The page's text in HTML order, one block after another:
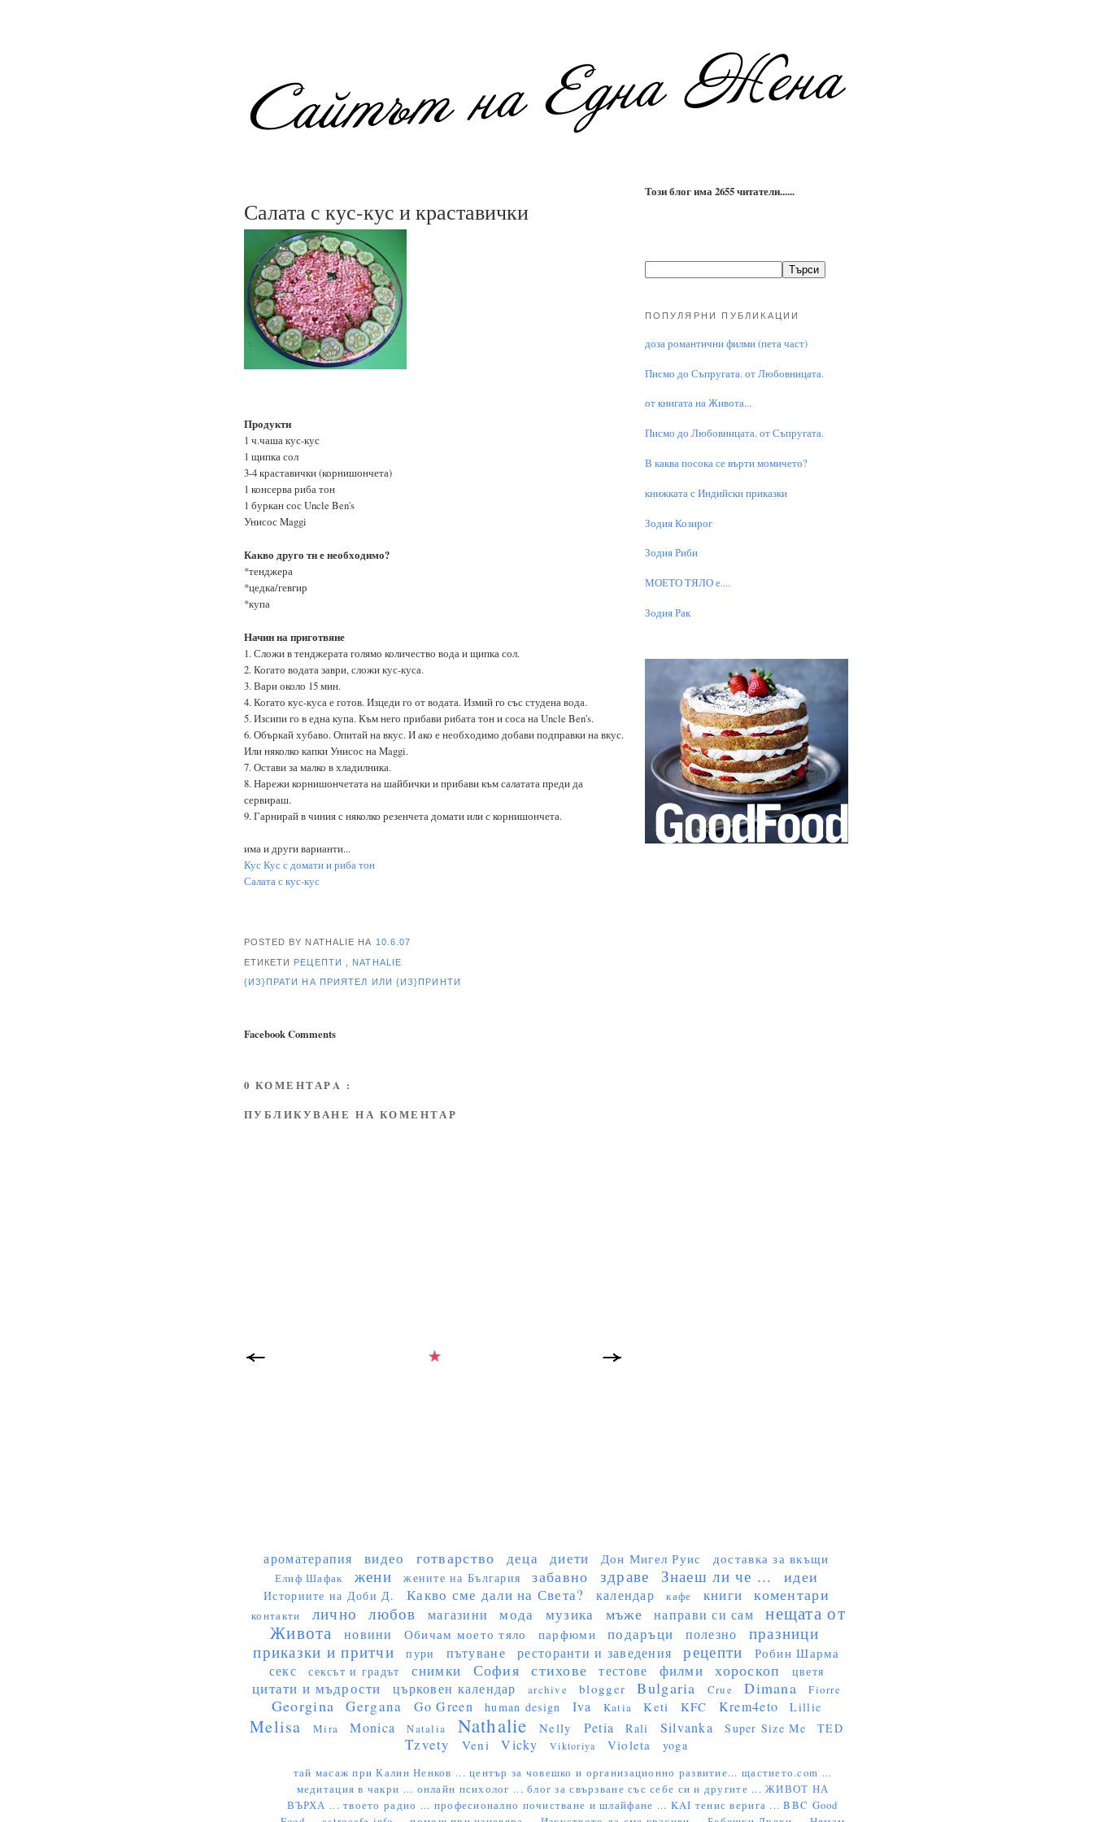
Салата с кус-кус и краставички
Продукти
1 ч.чаша кус-кус
1 щипка сол
3-4 краставички (корнишончета)
1 консерва риба тон
1 буркан сос Uncle Ben's
Унисос Maggi
Какво друго ти е необходимо?
*тенджера
*цедка/гевгир
*купа
Начин на приготвяне
1. Сложи в тенджерата голямо количество вода и щипка сол.
2. Когато водата заври, сложи кус-куса.
3. Вари около 15 мин.
4. Когато кус-куса е готов. Изцеди го от водата. Измий го със студена вода.
5. Изсипи го в една купа. Към него прибави рибата тон и соса на Uncle Ben's.
6. Объркай хубаво. Опитай на вкус. И ако е необходимо добави подправки на вкус.
Или няколко капки Унисос на Maggi.
7. Остави за малко в хладилника.
8. Нарежи корнишончетата на шайбички и прибави към салатата преди да
сервираш.
9. Гарнирай в чиния с няколко резенчета домати или с корнишончета.
има и други варианти...
Кус Кус с домати и риба тон
Салата с кус-кус
POSTED BY NATHALIE НА 10.6.07
ЕТИКЕТИ РЕЦЕПТИ NATHALIE
{ИЗ}ПРАТИ НА ПРИЯТЕЛ ИЛИ {ИЗ}ПРИНТИ
Facebook Comments
0 КОМЕНТАРA :
ПУБЛИКУВАНЕ НА КОМЕНТАР
Този блог има 2655 читатели......
ПОПУЛЯРНИ ПУБЛИКАЦИИ
доза романтични филми (пета част)
Писмо до Съпругата. от Любовницата.
от книгата на Живота...
Писмо до Любовницата. от Съпругата.
В каква посока се върти момичето?
книжката с Индийски приказки
Зодия Козирог
Зодия Риби
МОЕТО TЯЛО е....
Зодия Рак
ароматерапия видео готварство деца диети Дон Мигел Руис доставка за вкъщи
Елиф Шафак жени жените на България забавно здраве Знаеш ли че ... идеи
Историите на Доби Д. Какво сме дали на Света? календар кафе книги коментари
контакти лично любов магазини мода музика мъже направи си сам
нещата от
Живота
новини Обичам моето тяло парфюми подаръци полезно
празници
приказки и притчи
пури пътуване ресторанти и заведения рецепти Робин Шарма
секс сексът и градът снимки София стихове тестове филми хороскоп цветя
цитати и мъдрости църковен календар archive blogger Bulgaria Crue Dimana Fiorre
Georgina Gergana Go Green human design Iva Katia Keti KFC Krem4eto Lillie
Melisa Mira Monica Natalia Nathalie Nelly Petia Rali Silvanka Super Size Me TED
Tzvety Veni Vicky Viktoriya Violeta yoga
тай масаж при Калин Ненков ...център за човешко и организационно развитие... щастието.com ...
медитация в чакри ... онлайн психолог ...блог за свързване със себе си и другите ...ЖИВОТ НА
ВЪРХА ...твоето радио ... професионално почистване и шлайфане ... KAI тенис верига ...BBC Good